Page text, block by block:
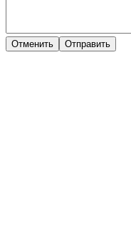
Отменить Отправить